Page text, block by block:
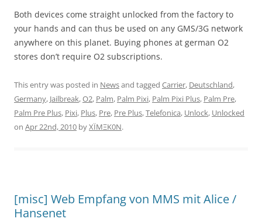
Both devices come straight unlocked from the factory to
your hands and can thus be used on any GMS/3G network
anywhere on this planet. Buying phones at german O2
stores don’t require O2 subscriptions.
This entry was posted in Newsand tagged Carrier, Deutschland,
Germany, Jailbreak,O2, Palm, Palm Pixi, Palm Pixi Plus, Palm Pre,
Palm Pre Plus, Pixi, Plus, Pre, Pre Plus,Telefonica, Unlock, Unlocked
on Apr 22nd, 2010 byXÏMΞK0N.
[misc] Web Empfang von MMS mit Alice /
Hansenet